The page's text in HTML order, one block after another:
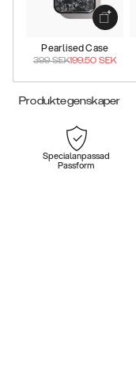
Pearlised Case
399SEK199.50 SEK
Produktegenskaper
Specialanpassad
Passform